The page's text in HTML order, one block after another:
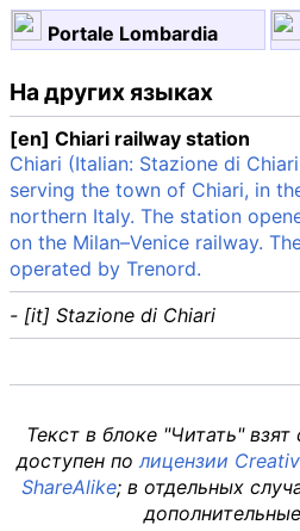
Portale Lombardia
На других языках
[en] Chiari railway station
Chiari (Italian: Stazione di
serving the town of Chiari, in
northern Italy. The station
on the Milan–Venice railway.
operated by Trenord.
- [it] Stazione di Chiari
Текст в блоке "Читать"
доступен полицензии
ShareAlike; в отдельных